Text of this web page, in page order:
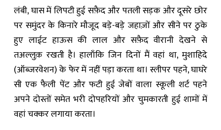
लंबी,घास में लिपटी हुई सफ़ैद और पतली सड़क और दूसरे छोर
पर समुंदर के किनारे मौजूद बड़े-बड़े जहाज़ों और सीने पर ठुके
हुए लाईट हाऊस की लाल और सफ़ैद वीरानी देखने से
तअल्लुक़ रखती है। हालाँकि जिन दिनों मैं वहां था,मुशाहिदे
(ऑब्जरवेशन) के फेर में नहीं पड़ा करता था। स्लीपर पहने,घाघरे
सी एक फैली पेंट और फटी हुई जेबों वाला स्कूली शर्ट पहने
अपने दोस्तों समेत भरी दोपहरियों और चुमकारती हुई शामों में
वहां चक्कर लगाया करता।